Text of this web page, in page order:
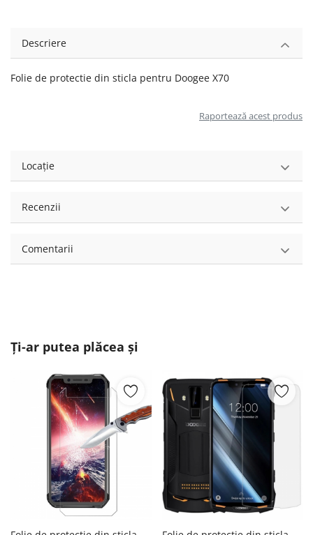
Descriere
Folie de protectie din sticla pentru Doogee X70
Raportează acest produs
Locație
Recenzii
Comentarii
Ți-ar putea plăcea și